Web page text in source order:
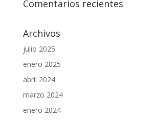
Comentarios recientes
Archivos
julio 2025
enero 2025
abril 2024
marzo 2024
enero 2024